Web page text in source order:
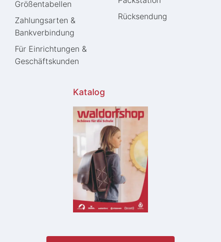
Größentabellen
Zahlungsarten &
Bankverbindung
Für Einrichtungen &
Geschäftskunden
Rücksendung
Katalog